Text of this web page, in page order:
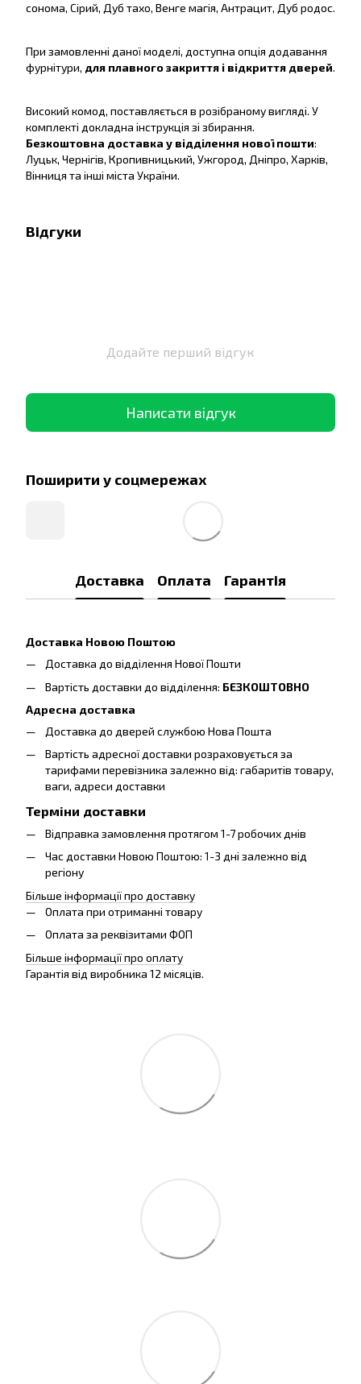
сонома, Сірий, Дуб тахо, Венге магія, Антрацит, Дуб родос.
При замовленні даної моделі, доступна опція додавання
фурнітури, для плавного закриття і відкриття дверей.
Високий комод, поставляється в розібраному вигляді. У
комплекті докладна інструкція зі збирання.
Безкоштовна доставка у відділення нової пошти:
Луцьк, Чернігів, Кропивницький, Ужгород, Дніпро, Харків,
Вінниця та інші міста України.
Відгуки
Додайте перший відгук
Написати відгук
Поширити у соцмережах
Доставка Оплата Гарантія
Доставка Новою Поштою
Доставка до відділення Нової Пошти
Вартість доставки до відділення: БЕЗКОШТОВНО
Адресна доставка
Доставка до дверей службою Нова Пошта
Вартість адресної доставки розраховується за
тарифами перевізника залежно від: габаритів товару,
ваги, адреси доставки
Терміни доставки
Відправка замовлення протягом 1-7 робочих днів
Час доставки Новою Поштою: 1-3 дні залежно від
регіону
Більше інформації про доставку
Оплата при отриманні товару
Оплата за реквізитами ФОП
Більше інформації про оплату
Гарантія від виробника 12 місяців.